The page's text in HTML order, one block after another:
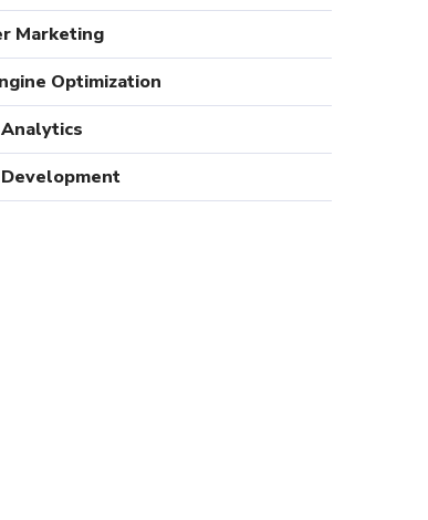
Marketing
Optimization